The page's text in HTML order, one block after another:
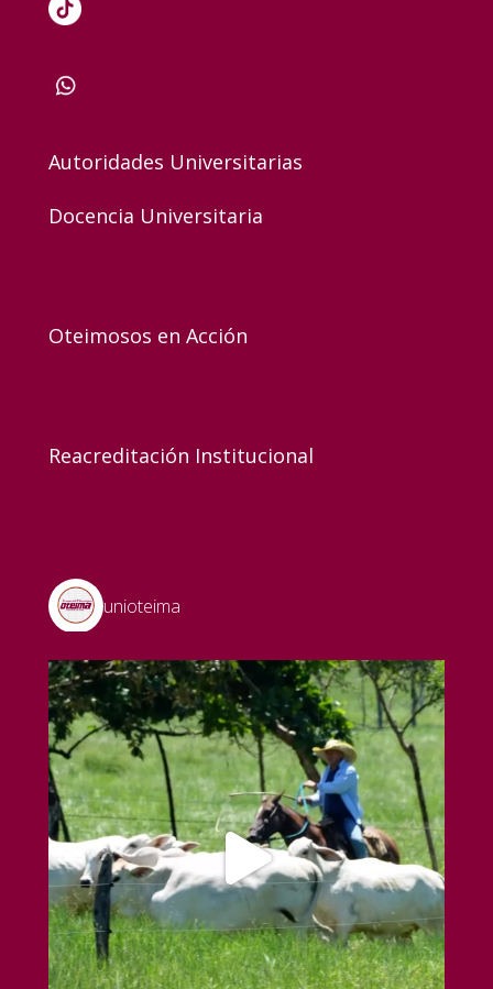
Autoridades Universitarias
Docencia Universitaria
Oteimosos en Acción
Reacreditación Institucional
unioteima